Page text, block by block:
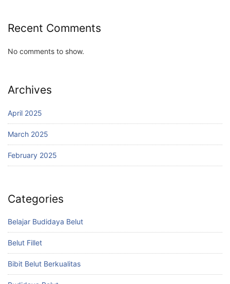
Recent Comments
No comments to show.
Archives
April 2025
March 2025
February 2025
Categories
Belajar Budidaya Belut
Belut Fillet
Bibit Belut Berkualitas